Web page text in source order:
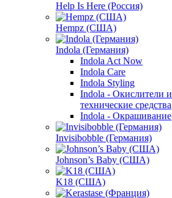
Help Is Here (Россия)
Hempz (США)
Indola (Германия)
Indola Act Now
Indola Care
Indola Styling
Indola - Окислители и
технические средства
Indola - Окрашивание
Invisibobble (Германия)
Johnson’s Baby (США)
K18 (США)